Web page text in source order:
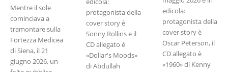
Mentre il sole
cominciava a
tramontare sulla
Fortezza Medicea
di Siena, il 21
giugno 2026, un
protagonista della
cover story è
Sonny Rollins e il
CD allegato è
«Dollar's Moods»
di Abdullah
edicola:
protagonista della
cover story è
Oscar Peterson, il
CD allegato è
«1960» di Kenny